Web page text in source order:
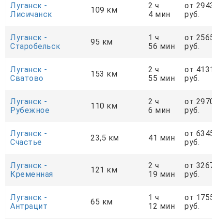
Луганск -
Лисичанск
109 км
2 ч
4 мин
от 2943
руб.
Луганск -
Старобельск
95 км
1 ч
56 мин
от 2565
руб.
Луганск -
Сватово
153 км
2 ч
55 мин
от 4131
руб.
Луганск -
Рубежное
110 км
2 ч
6 мин
от 2970
руб.
Луганск -
Счастье
23,5 км 41 мин
от 6345
руб.
Луганск -
Кременная
121 км
2 ч
19 мин
от 3267
руб.
Луганск -
Антрацит
65 км
1 ч
12 мин
от 1755
руб.